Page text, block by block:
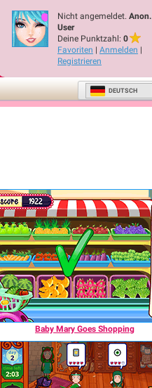
Nicht angemeldet. Anon.
User
Deine Punktzahl: 0
Favoriten | Anmelden |
Registrieren
DEUTSCH
Baby Mary Goes Shopping